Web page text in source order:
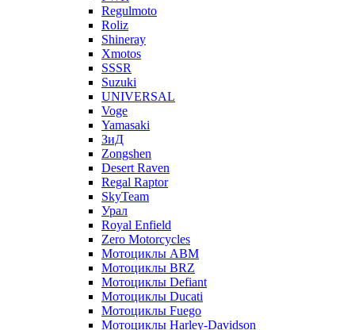
Regulmoto
Roliz
Shineray
Xmotos
SSSR
Suzuki
UNIVERSAL
Voge
Yamasaki
ЗиД
Zongshen
Desert Raven
Regal Raptor
SkyTeam
Урал
Royal Enfield
Zero Motorcycles
Мотоциклы ABM
Мотоциклы BRZ
Мотоциклы Defiant
Мотоциклы Ducati
Мотоциклы Fuego
Мотоциклы Harley-Davidson